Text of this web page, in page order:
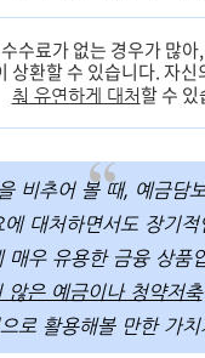
수료가 없는 경우가 많아
상환할 수 있습니다. 자신
춰 유연하게 대처할 수 있
비추어 볼 때, 예금담
대처하면서도 장기
매우 유용한 금융 상품
않은 예금이나 청약저축
로 활용해볼 만한 가